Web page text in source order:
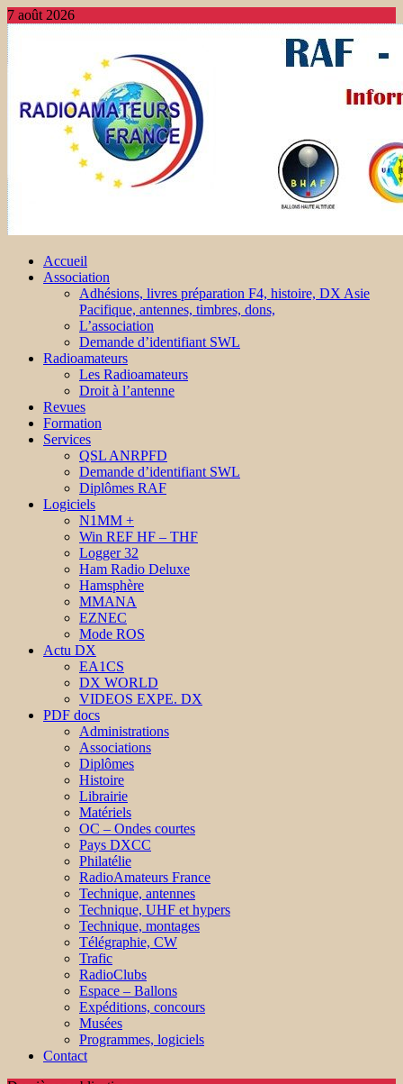
7 août 2026
Accueil
Association
Adhésions, livres préparation F4, histoire, DX Asie
Pacifique, antennes, timbres, dons,
L’association
Demande d’identifiant SWL
Radioamateurs
Les Radioamateurs
Droit à l’antenne
Revues
Formation
Services
QSL ANRPFD
Demande d’identifiant SWL
Diplômes RAF
Logiciels
N1MM +
Win REF HF – THF
Logger 32
Ham Radio Deluxe
Hamsphère
MMANA
EZNEC
Mode ROS
Actu DX
EA1CS
DX WORLD
VIDEOS EXPE. DX
PDF docs
Administrations
Associations
Diplômes
Histoire
Librairie
Matériels
OC – Ondes courtes
Pays DXCC
Philatélie
RadioAmateurs France
Technique, antennes
Technique, UHF et hypers
Technique, montages
Télégraphie, CW
Trafic
RadioClubs
Espace – Ballons
Expéditions, concours
Musées
Programmes, logiciels
Contact